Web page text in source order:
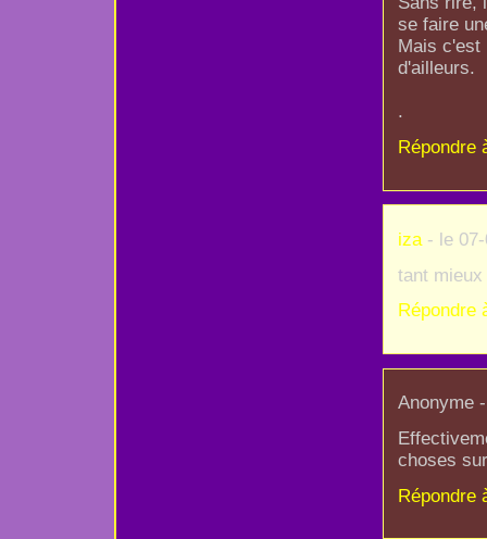
se faire
Mais c'est
d'ailleurs.
.
Répondre
iza- le 07-
tant
Répondre
Anonyme
choses
Répondre